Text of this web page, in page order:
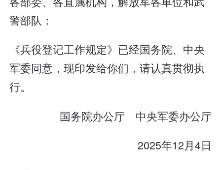
警部队：
《兵役登记工作规定》已经国务院、中央
军委同意，现印发给你们，请认真贯彻执
行。
国务院办公厅 中央军委办公厅
2025年12月4日